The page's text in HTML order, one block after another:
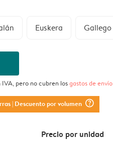
Euskera Gallego
pero no cubren losgastos de envío
| Descuento por volumen question_mark_circle
Precio por unidad